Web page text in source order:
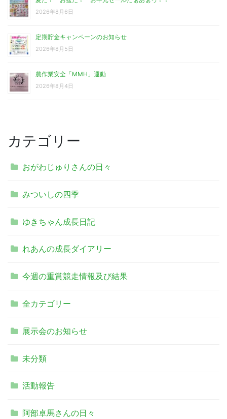
2026年8月6日
定期貯金キャンペーンのお知らせ
2026年8月5日
農作業安全「MMH」運動
2026年8月4日
カテゴリー
おがわじゅりさんの日々
みついしの四季
ゆきちゃん成長日記
れあんの成長ダイアリー
今週の重賞競走情報及び結果
全カテゴリー
展示会のお知らせ
未分類
活動報告
阿部卓馬さんの日々